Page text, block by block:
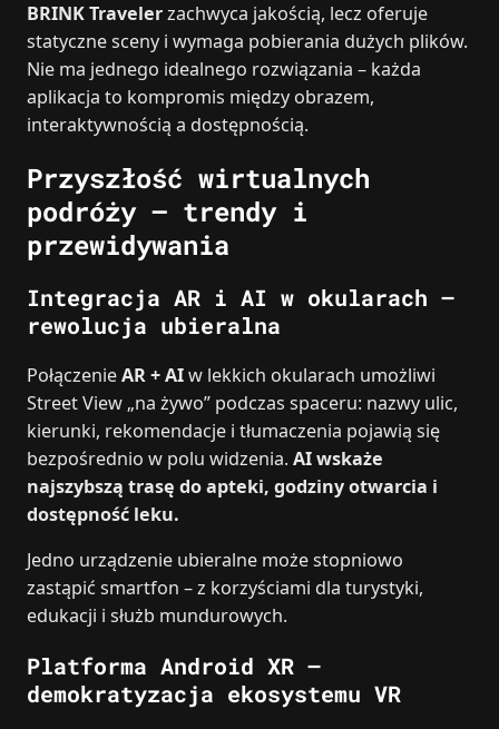
BRINK Travelerzachwyca jakością, lecz oferuje
statyczne sceny i wymaga pobierania dużych plików.
Nie ma jednego idealnego rozwiązania – każda
aplikacja to kompromis między obrazem,
interaktywnością a dostępnością.
Przyszłość wirtualnych
podróży – trendy i
przewidywania
Integracja AR i AI w okularach –
rewolucja ubieralna
PołączenieAR + AIw lekkich okularach umożliwi
Street View „na żywo” podczas spaceru: nazwy ulic,
kierunki, rekomendacje i tłumaczenia pojawią się
bezpośrednio w polu widzenia. AI wskaże
najszybszą trasę do apteki, godziny otwarcia i
dostępność leku.
Jedno urządzenie ubieralne może stopniowo
zastąpić smartfon – z korzyściami dla turystyki,
edukacji i służb mundurowych.
Platforma Android XR –
demokratyzacja ekosystemu VR